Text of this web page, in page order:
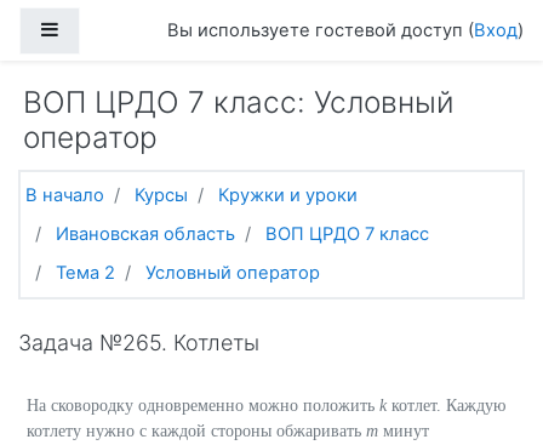
Боковая панельВы используете гостевой доступ (Вход)
ВОП ЦРДО 7 класс: Условный
оператор
В начало Курсы
Кружки и уроки
Ивановская область
ВОП ЦРДО 7 класс
Тема 2
Условный оператор
Задача №265. Котлеты
На сковородку одновременно можно положить k котлет. Каждую
котлету нужно с каждой стороны обжаривать m минут